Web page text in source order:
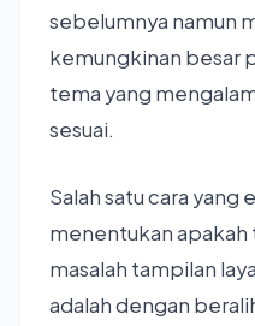
sebelumnya namun
kemungkinan besar
tema yang
sesuai.
Salah satu cara yang
menentukan
masalah tampilan
adalah dengan